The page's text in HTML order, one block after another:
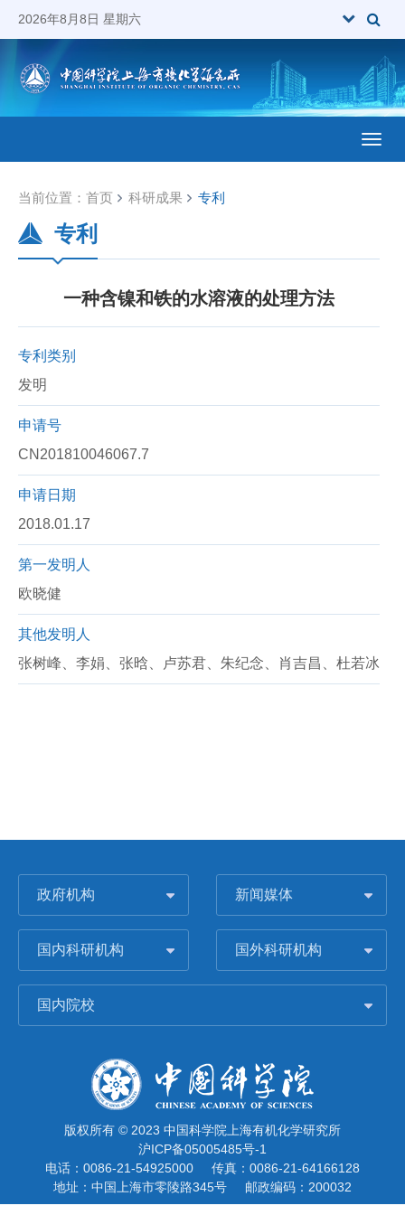
2026年8月8日 星期六
当前位置： 首页 科研成果 专利
专利
一种含镍和铁的水溶液的处理方法
专利类别
发明
申请号
CN201810046067.7
申请日期
2018.01.17
第一发明人
欧晓健
其他发明人
张树峰、李娟、张晗、卢苏君、朱纪念、肖吉昌、杜若冰
政府机构 新闻媒体
国内科研机构 国外科研机构
国内院校
版权所有 © 2023 中国科学院上海有机化学研究所
沪ICP备05005485号-1
电话：0086-21-54925000
传真：0086-21-64166128
地址：中国上海市零陵路345号
邮政编码：200032